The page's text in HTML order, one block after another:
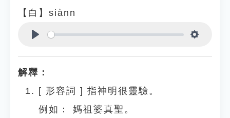
【白】siànn
解釋：
[ 形容詞 ] 指神明很靈驗。
例如：
媽祖婆真聖。